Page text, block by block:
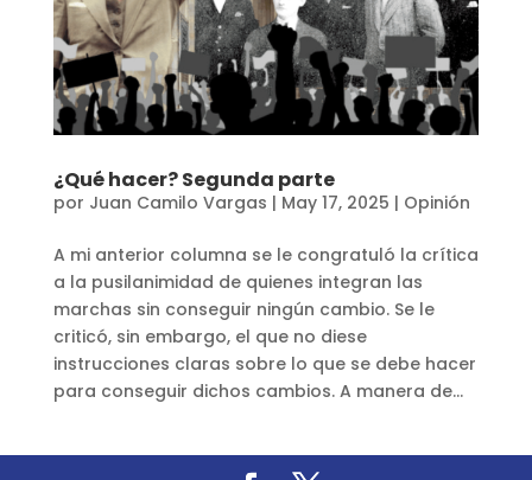
¿Qué hacer? Segunda parte
por Juan Camilo Vargas | May 17, 2025 | Opinión
A mi anterior columna se le congratuló la crítica
a la pusilanimidad de quienes integran las
marchas sin conseguir ningún cambio. Se le
criticó, sin embargo, el que no diese
instrucciones claras sobre lo que se debe hacer
para conseguir dichos cambios. A manera de...